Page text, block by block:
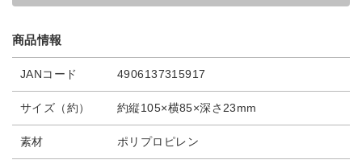
商品情報
JANコード 4906137315917
サイズ（約） 約縦105×横85×深さ23mm
素材 ポリプロピレン